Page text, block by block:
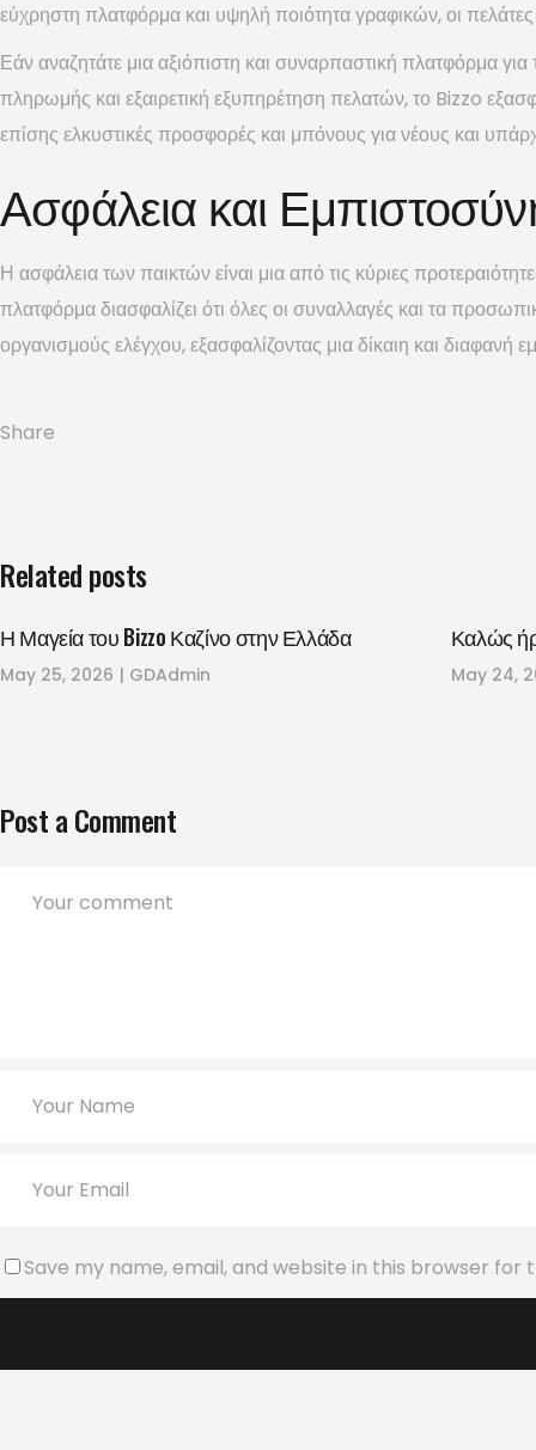
εύχρηστη πλατφόρμα και υψηλή ποιότητα γραφικών, οι
Εάν αναζητάτε μια αξιόπιστη και συναρπαστική πλατφόρμα για
πληρωμής και εξαιρετική εξυπηρέτηση πελατών, το Bizzo
επίσης ελκυστικές προσφορές και μπόνους για νέους και
Ασφάλεια και
Η ασφάλεια των παικτών είναι μια από τις κύριες
πλατφόρμα διασφαλίζει ότι όλες οι συναλλαγές και τα
οργανισμούς ελέγχου, εξασφαλίζοντας μια δίκαιη και διαφανή
Share
Related posts
Η Μαγεία του Bizzo Καζίνο στην Ελλάδα
May 25, 2026 GDAdmin
Καλώς
May 24,
Post a Comment
Save my name, email, and website in this browser